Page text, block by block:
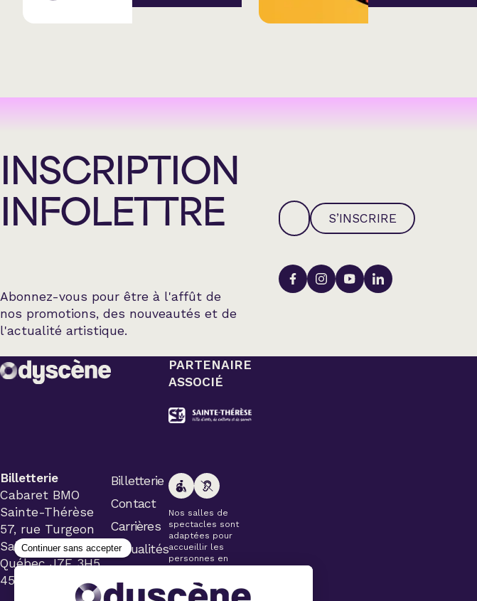
INSCRIPTION
INFOLETTRE
Abonnez-vous pour être à l'affût de
nos promotions, des nouveautés et de
l'actualité artistique.
S’INSCRIRE
Billetterie
Cabaret BMO
Sainte-Thérèse
57, rue Turgeon
Sainte-Thérèse
Québec J7E 3H5
450 434-4006
Billetterie
Contact
Carrières
Actualités
PARTENAIRE
ASSOCIÉ
Nos salles de
spectacles sont
adaptées pour
accueillir les
personnes en
Veuillez
simplement aviser